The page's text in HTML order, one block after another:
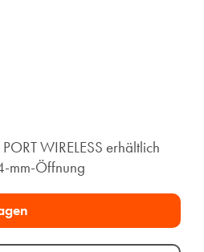
WIRELESS erhältlich
mm-Öffnung